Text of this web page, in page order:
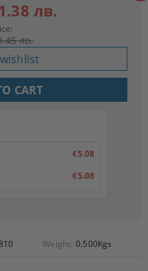
Weight: 0.500Kgs
лв.
лв.
€5.08
€5.08